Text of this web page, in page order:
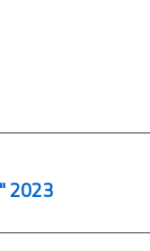
2023